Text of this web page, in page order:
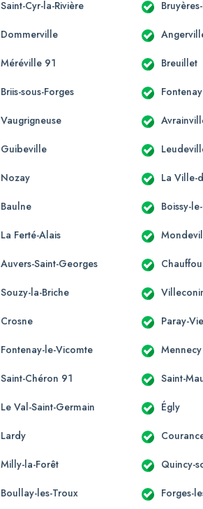
Saint-Cyr-la-Rivière
Dommerville
Méréville 91 Breuillet
Briis-sous-Forges
Vaugrigneuse
Guibeville
Nozay La Ville-
Baulne Boissy-
La Ferté-Alais
Auvers-Saint-Georges
Souzy-la-Briche
Crosne Paray-
Fontenay-le-Vicomte Mennecy
Saint-Chéron 91 Saint-
Le Val-Saint-Germain Égly
Lardy
Milly-la-Forêt Quincy-
Boullay-les-Troux Forges-